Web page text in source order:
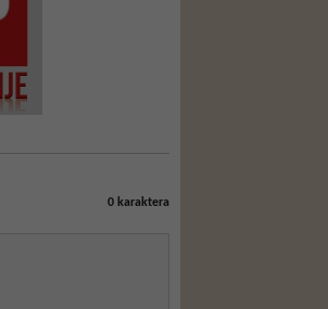
0karaktera